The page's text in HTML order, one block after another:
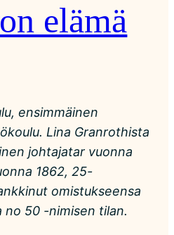
elämä
ensimmäinen
Lina Granrothista
johtajatar vuonna
1862, 25-
omistukseensa
no 50 -nimisen tilan.